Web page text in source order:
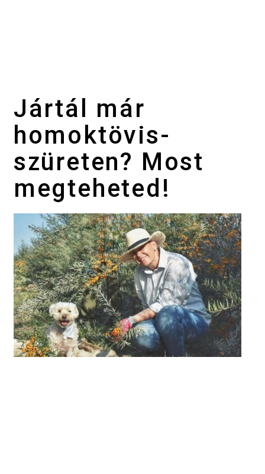
Jártál már
homoktövis-
szüreten? Most
megteheted!